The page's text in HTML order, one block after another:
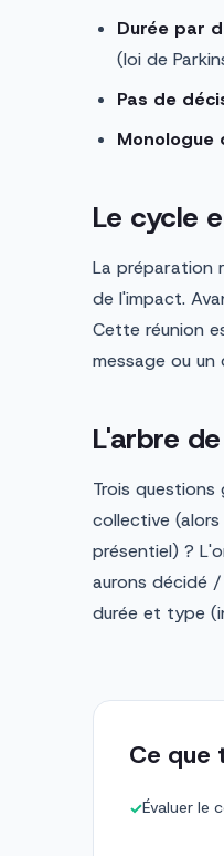
Durée par
(loi de
Pas de
Monologue
Le cycle
La préparation
de l'impact.
Cette réunion
message ou
L'arbre
Trois
collective
présentiel) ?
aurons décidé
durée et type
Ce que
✓Évaluer le